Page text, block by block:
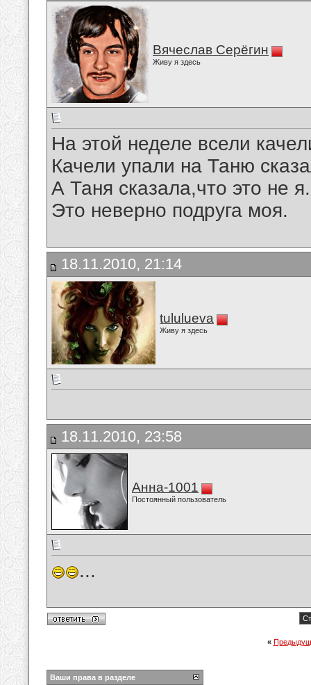
Вячеслав Серёгин
Живу я здесь
На этой неделе всели
Качели упали на Таню
А Таня сказала,что это не я.
Это неверно подруга моя.
18.11.2010, 21:14
tululueva
Живу я здесь
18.11.2010, 23:58
Анна-1001
Постоянный пользователь
...
«
Ваши права в разделе